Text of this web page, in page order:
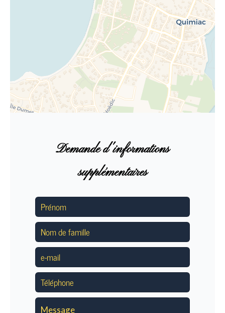
Demande d'informations
supplémentaires